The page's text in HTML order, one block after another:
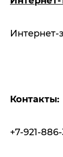
Интернет-
Контакты:
+7-921-